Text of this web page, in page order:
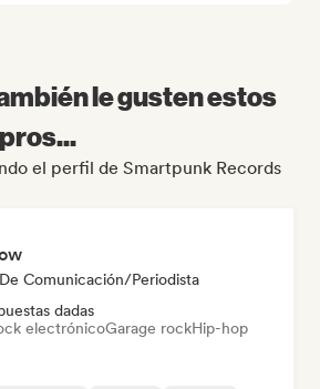
le gusten estos
el perfil de Smartpunk Records
Comunicación/Periodista
dadas
electrónicoGarage rockHip-hop